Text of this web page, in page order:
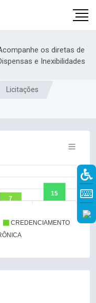
os diretas de
e Inexibilidades
Licitações
7
15
CREDENCIAMENTO